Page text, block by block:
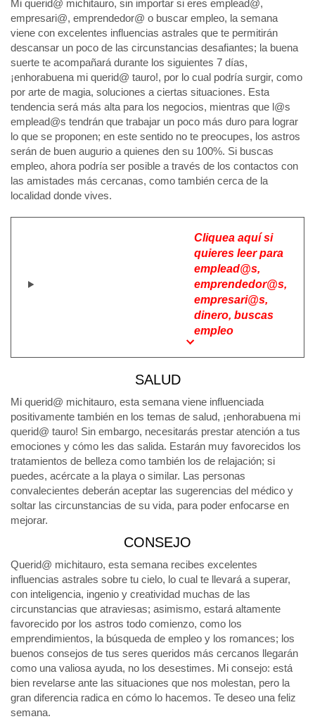
Mi querid@ michitauro, sin importar si eres emplead@,
empresari@, emprendedor@ o buscar empleo, la semana
viene con excelentes influencias astrales que te permitirán
descansar un poco de las circunstancias desafiantes; la buena
suerte te acompañará durante los siguientes 7 días,
¡enhorabuena mi querid@ tauro!, por lo cual podría surgir, como
por arte de magia, soluciones a ciertas situaciones. Esta
tendencia será más alta para los negocios, mientras que l@s
emplead@s tendrán que trabajar un poco más duro para lograr
lo que se proponen; en este sentido no te preocupes, los astros
serán de buen augurio a quienes den su 100%. Si buscas
empleo, ahora podría ser posible a través de los contactos con
las amistades más cercanas, como también cerca de la
localidad donde vives.
Cliquea aquí si
quieres leer para
emplead@s,
emprendedor@s,
empresari@s,
dinero, buscas
empleo
SALUD
Mi querid@ michitauro, esta semana viene influenciada
positivamente también en los temas de salud, ¡enhorabuena mi
querid@ tauro! Sin embargo, necesitarás prestar atención a tus
emociones y cómo les das salida. Estarán muy favorecidos los
tratamientos de belleza como también los de relajación; si
puedes, acércate a la playa o similar. Las personas
convalecientes deberán aceptar las sugerencias del médico y
soltar las circunstancias de su vida, para poder enfocarse en
mejorar.
CONSEJO
Querid@ michitauro, esta semana recibes excelentes
influencias astrales sobre tu cielo, lo cual te llevará a superar,
con inteligencia, ingenio y creatividad muchas de las
circunstancias que atraviesas; asimismo, estará altamente
favorecido por los astros todo comienzo, como los
emprendimientos, la búsqueda de empleo y los romances; los
buenos consejos de tus seres queridos más cercanos llegarán
como una valiosa ayuda, no los desestimes. Mi consejo: está
bien revelarse ante las situaciones que nos molestan, pero la
gran diferencia radica en cómo lo hacemos. Te deseo una feliz
semana.